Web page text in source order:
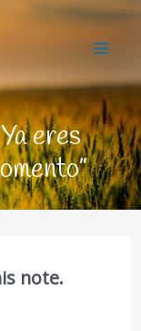
eres
note.